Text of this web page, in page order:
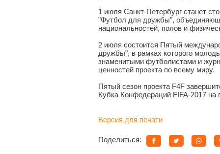
1 июля Санкт-Петербург станет
"Футбол для дружбы",
национальностей, полов и
2 июля состоится Пятый
дружбы", в рамках которого
знаменитыми футболистами и
ценностей проекта по всему миру.
Пятый сезон проекта F4F
Кубка Конфедераций FIFA-2017 на
Версия для печати
Поделиться: